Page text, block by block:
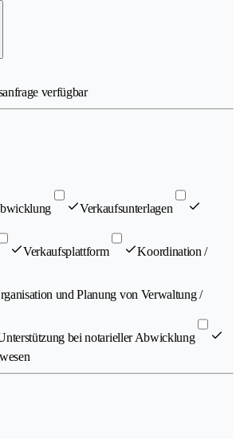
verfügbar
Verkaufsunterlagen
Verkaufsplattform Koordination /
und Planung von Verwaltung /
bei notarieller Abwicklung